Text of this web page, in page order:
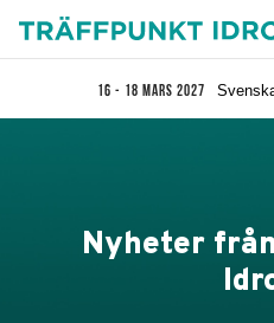
16 - 18 mars 2027
Nyheter